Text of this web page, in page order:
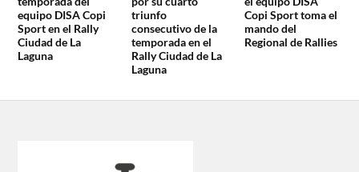
equipo DISA Copi
Sport en el Rally
Ciudad de La
Laguna
triunfo
consecutivo de la
temporada en el
Rally Ciudad de La
Laguna
Copi Sport toma el
mando del
Regional de Rallies